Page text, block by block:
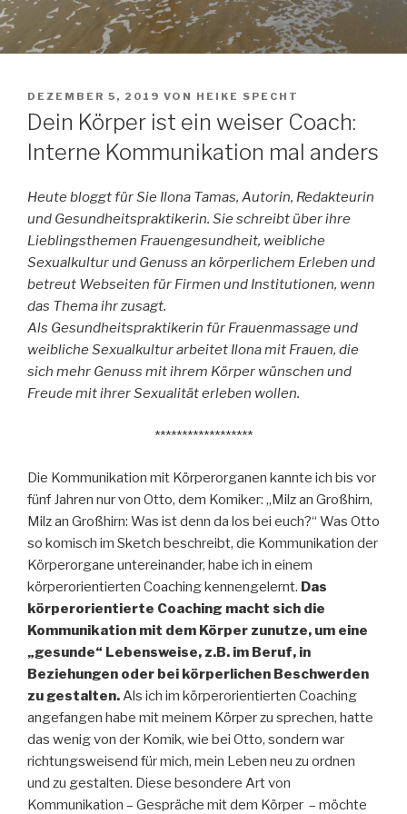
VERÖFFENTLICHT
AM
DEZEMBER 5, 2019 VON HEIKE SPECHT
Dein Körper ist ein weiser Coach:
Interne Kommunikation mal anders
Heute bloggt für Sie Ilona Tamas, Autorin, Redakteurin
und Gesundheitspraktikerin. Sie schreibt über ihre
Lieblingsthemen Frauengesundheit, weibliche
Sexualkultur und Genuss an körperlichem Erleben und
betreut Webseiten für Firmen und Institutionen, wenn
das Thema ihr zusagt.
Als Gesundheitspraktikerin für Frauenmassage und
weibliche Sexualkultur arbeitet Ilona mit Frauen, die
sich mehr Genuss mit ihrem Körper wünschen und
Freude mit ihrer Sexualität erleben wollen.
******************
Die Kommunikation mit Körperorganen kannte ich bis vor
fünf Jahren nur von Otto, dem Komiker: „Milz an Großhirn,
Milz an Großhirn: Was ist denn da los bei euch?“ Was Otto
so komisch im Sketch beschreibt, die Kommunikation der
Körperorgane untereinander, habe ich in einem
körperorientierten Coaching kennengelernt. Das
körperorientierte Coaching macht sich die
Kommunikation mit dem Körper zunutze, um eine
„gesunde“ Lebensweise, z.B. im Beruf, in
Beziehungen oder bei körperlichen Beschwerden
zu gestalten.Als ich im körperorientierten Coaching
angefangen habe mit meinem Körper zu sprechen, hatte
das wenig von der Komik, wie bei Otto, sondern war
richtungsweisend für mich, mein Leben neu zu ordnen
und zu gestalten. Diese besondere Art von
Kommunikation – Gespräche mit dem Körper – möchte